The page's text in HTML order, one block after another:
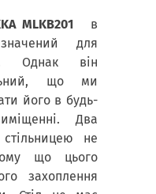
MLKB201 в
для
Однак він
що ми
його в будь-
Два
не
що цього
захоплення